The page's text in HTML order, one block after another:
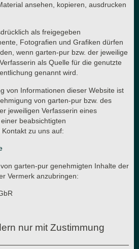
ansehen, kopieren, ausdrucken
als freigegeben
Fotografien und Grafiken dürfen
wenn garten-pur bzw. der jeweilige
als Quelle für die genutzte
genannt wird.
von Informationen dieser Website ist
von garten-pur bzw. des
jeweiligen Verfasserin eines
beabsichtigten
zu uns auf:
garten-pur genehmigten Inhalte der
Vermerk anzubringen:
nur mit Zustimmung